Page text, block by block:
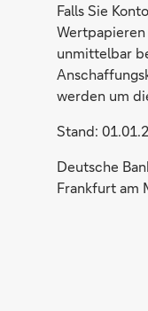
Falls Sie
unmittelbar
werden um
Stand:
Deutsche
Frankfurt am